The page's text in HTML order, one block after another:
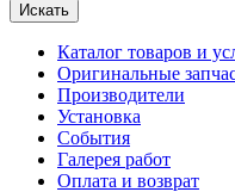
Искать
Каталог товаров и
Оригинальные
Производители
Установка
События
Галерея работ
Оплата и возврат